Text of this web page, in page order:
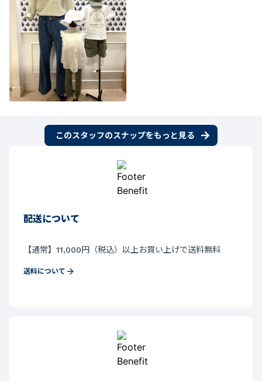
このスタッフのスナップをもっと見る
配送について
【通常】11,000円（税込）以上お買い上げで送料無料
送料について